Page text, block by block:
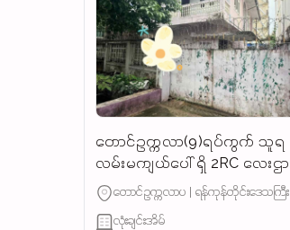
တောင်ဥက္ကလာ(9)ရပ်ကွက် သူရ
လမ်းမကျယ်ပေါ် ရှိ 2RC လေးဌားပါ
မည် လူနေမလား / ရုံးခန်းဖွင့်ရင်
အဆင်ပြေ...
တောင်ဥက္ကလာပ | ရန်ကုန်တိုင်းဒေသကြီး
လုံးချင်းအိမ်